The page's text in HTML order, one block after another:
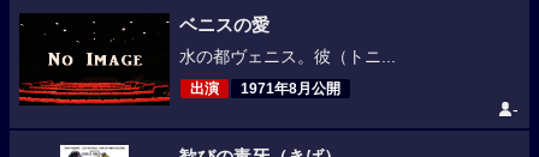
ベニスの愛
水の都ヴェニス。彼（トニ...
出演 1971年8月公開
-